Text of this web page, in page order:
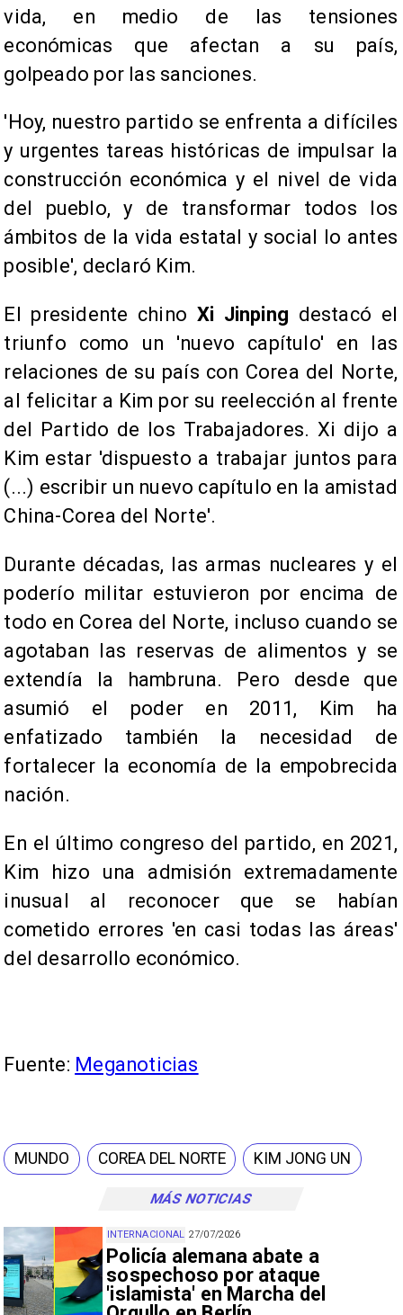
MÁS NOTICIAS
27/07/2026
Policía alemana abate a
sospechoso por ataque
'islamista' en Marcha del
INTERNACIONAL
vida, en medio de las tensiones
económicas que afectan a su país,
golpeado por las sanciones.
'Hoy, nuestro partido se enfrenta a difíciles
y urgentes tareas históricas de impulsar la
construcción económica y el nivel de vida
del pueblo, y de transformar todos los
ámbitos de la vida estatal y social lo antes
posible', declaró Kim.
El presidente chino Xi Jinping destacó el
triunfo como un 'nuevo capítulo' en las
relaciones de su país con Corea del Norte,
al felicitar a Kim por su reelección al frente
del Partido de los Trabajadores. Xi dijo a
Kim estar 'dispuesto a trabajar juntos para
(...) escribir un nuevo capítulo en la amistad
China-Corea del Norte'.
Durante décadas, las armas nucleares y el
poderío militar estuvieron por encima de
todo en Corea del Norte, incluso cuando se
agotaban las reservas de alimentos y se
extendía la hambruna. Pero desde que
asumió el poder en 2011, Kim ha
enfatizado también la necesidad de
fortalecer la economía de la empobrecida
nación.
En el último congreso del partido, en 2021,
Kim hizo una admisión extremadamente
inusual al reconocer que se habían
cometido errores 'en casi todas las áreas'
del desarrollo económico.
Fuente: Meganoticias
MUNDO COREA DEL NORTE KIM JONG UN